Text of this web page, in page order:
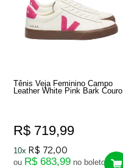
Tênis Veja Feminino Campo
Leather White Pink Bark Couro
R$ 719,99
10x R$ 72,00
ou R$ 683,99 no boleto